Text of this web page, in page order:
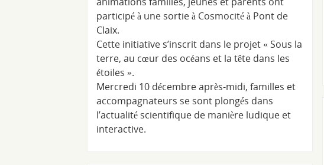
participé à une sortie à Cosmocité à Pont de
Claix.
Cette initiative s’inscrit dans le projet « Sous la
terre, au cœur des océans et la tête dans les
étoiles ».
Mercredi 10 décembre après-midi, familles et
accompagnateurs se sont plongés dans
l’actualité scientifique de manière ludique et
interactive.